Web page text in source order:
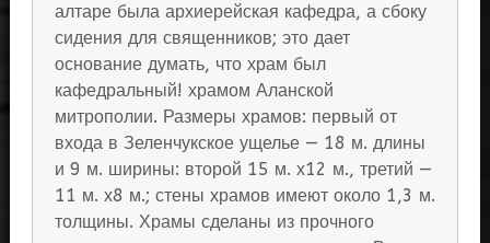
алтаре была архиерейская кафедра, а сбоку
сидения для священников; это дает
основание думать, что храм был
кафедральный! храмом Аланской
митрополии. Размеры храмов: первый от
входа в Зеленчукское ущелье — 18 м. длины
и 9 м. ширины: второй 15 м. х12 м., третий —
11 м. х8 м.; стены храмов имеют около 1,3 м.
толщины. Храмы сделаны из прочного